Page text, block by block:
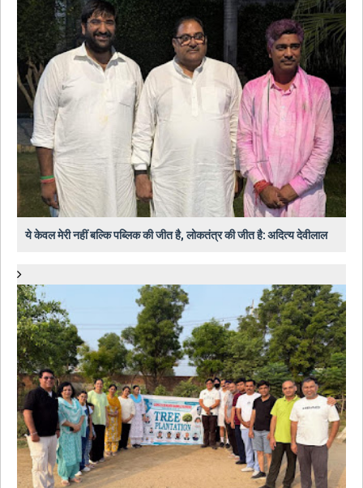
ये केवल मेरी नहीं बल्कि पब्लिक की जीत है, लोकतंत्र की जीत है: अदित्य देवीलाल